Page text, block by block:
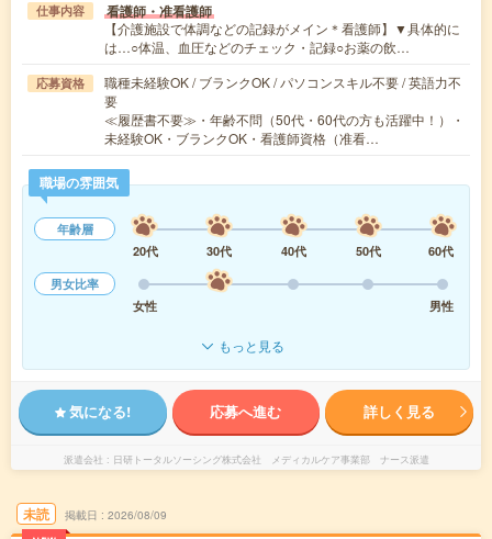
仕事内容 看護師・准看護師
【介護施設で体調などの記録がメイン＊看護師】▼具体的に
は…○体温、血圧などのチェック・記録○お薬の飲…
応募資格
職種未経験OK / ブランクOK / パソコンスキル不要 / 英語力不
要
≪履歴書不要≫・年齢不問（50代・60代の方も活躍中！）・
未経験OK・ブランクOK・看護師資格（准看…
職場の雰囲気
年齢層
20代
30代 40代 50代
60代
男女比率
女性
男性
もっと見る
気になる! 応募へ進む 詳しく見る
派遣会社 日研トータルソーシング株式会社 メディカルケア事業部 ナース派遣
未読 掲載日 2026/08/09